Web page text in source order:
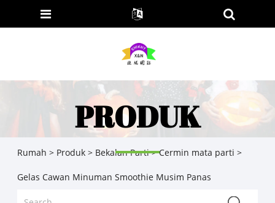
PRODUK
Rumah > Produk> Bekalan Parti>Cermin mata parti >
Gelas Cawan Minuman Smoothie Musim Panas